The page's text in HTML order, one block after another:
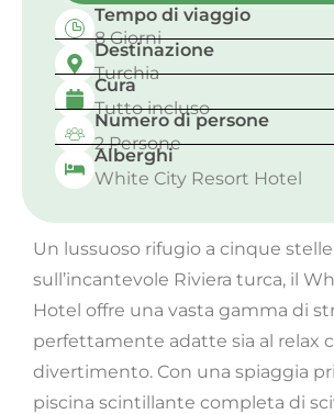
Tempo di viaggio
8 Giorni
Destinazione
Turchia
Cura
Tutto incluso
Numero di persone
2 Persone
Alberghi
White City Resort Hotel
Un lussuoso rifugio a cinque stelle
sull’incantevole Riviera turca, il
Hotel offre una vasta gamma di
perfettamente adatte sia al relax
divertimento. Con una spiaggia
piscina scintillante completa di